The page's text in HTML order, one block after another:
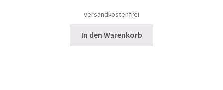
versandkostenfrei
In den Warenkorb